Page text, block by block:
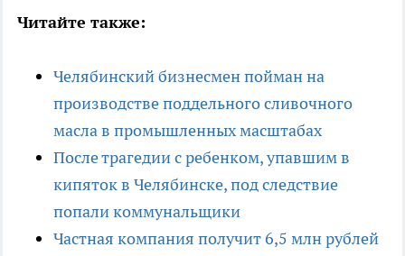
Читайте также:
Челябинский бизнесмен пойман на
производстве поддельного сливочного
масла в промышленных масштабах
После трагедии с ребенком, упавшим в
кипяток в Челябинске, под следствие
попали коммунальщики
Частная компания получит 6,5 млн рублей